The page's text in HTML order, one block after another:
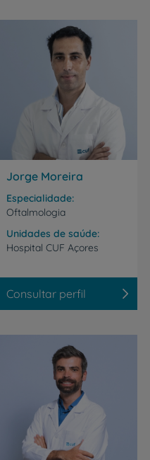
Jorge Moreira
Especialidade
Oftalmologia
Unidades de saúde
Hospital CUF Açores
Consultar perfil